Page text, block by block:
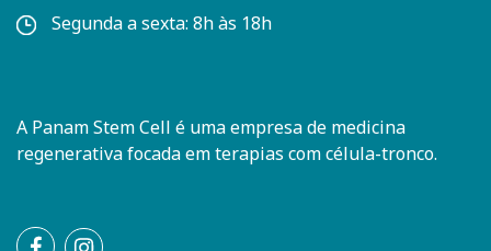
Segunda a sexta: 8h às 18h
A Panam Stem Cell é uma empresa de medicina
regenerativa focada em terapias com célula-tronco.